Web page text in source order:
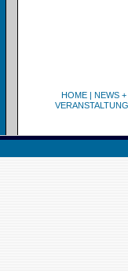
HOME| NEWS